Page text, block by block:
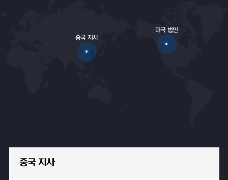
중국 지사
미국 법인
중국 지사